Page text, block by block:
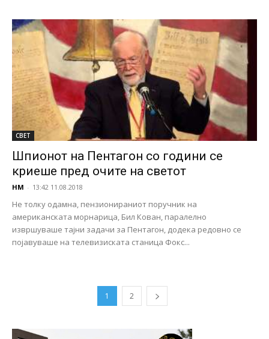
СВЕТ
Шпионот на Пентагон со години се
криеше пред очите на светот
НМ - 13:42 11.08.2018
Не толку одамна, пензионираниот поручник на
американската морнарица, Бил Кован, паралелно
извршуваше тајни задачи за Пентагон, додека редовно се
појавуваше на телевизиската станица Фокс...
1 2